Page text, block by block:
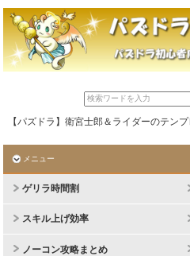
【パズドラ】衛宮士郎＆ライダーのテン
メニュー
ゲリラ時間割
スキル上げ効率
ノーコン攻略まとめ